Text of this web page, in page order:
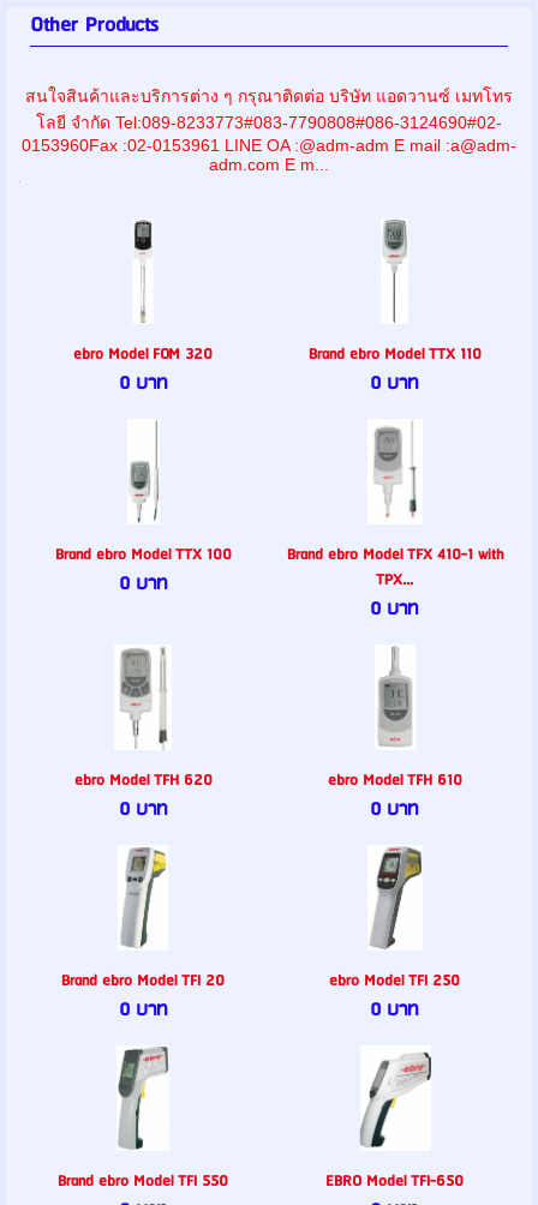
Other Products
สนใจสินค้าและบริการต่าง ๆ กรุณาติดต่อ บริษัท แอดวานซ์ เมทโทร
โลยี จำกัด Tel:089-8233773#083-7790808#086-3124690#02-
0153960Fax :02-0153961 LINE OA :@adm-adm E mail :a@adm-
adm.com E m...
ebro Model FOM 320
0 บาท
Brand ebro Model TTX 110
0 บาท
Brand ebro Model TTX 100
0 บาท
Brand ebro Model TFX 410-1 with
TPX...
0 บาท
ebro Model TFH 620
0 บาท
ebro Model TFH 610
0 บาท
Brand ebro Model TFI 20
0 บาท
ebro Model TFI 250
0 บาท
Brand ebro Model TFI 550 EBRO Model TFI-650